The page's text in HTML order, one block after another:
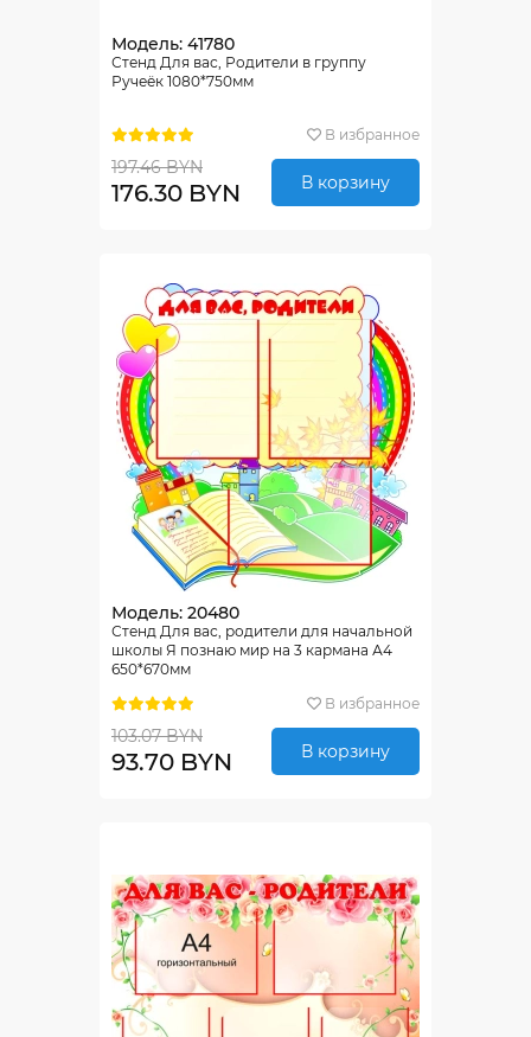
Модель: 41780
Стенд Для вас, Родители в группу
Ручеёк 1080*750мм
В избранное
197.46 BYN
176.30 BYN В корзину
Модель: 20480
Стенд Для вас, родители для начальной
школы Я познаю мир на 3 кармана А4
650*670мм
В избранное
103.07 BYN
93.70 BYN В корзину